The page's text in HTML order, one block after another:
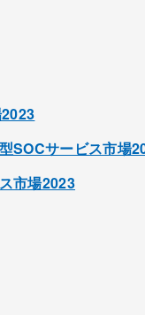
SOCサービス市場
市場2023